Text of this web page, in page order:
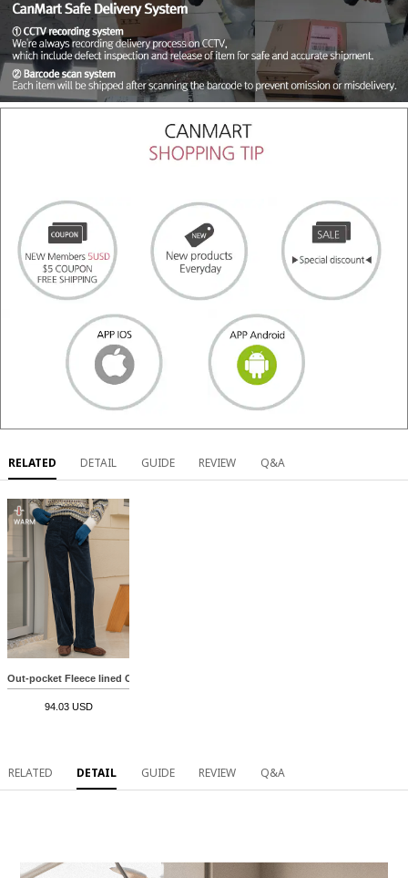
RELATED DETAIL GUIDE REVIEW Q&A
Out-pocket Fleece lined Corduroy Pants
94.03 USD
RELATED DETAIL GUIDE REVIEW Q&A